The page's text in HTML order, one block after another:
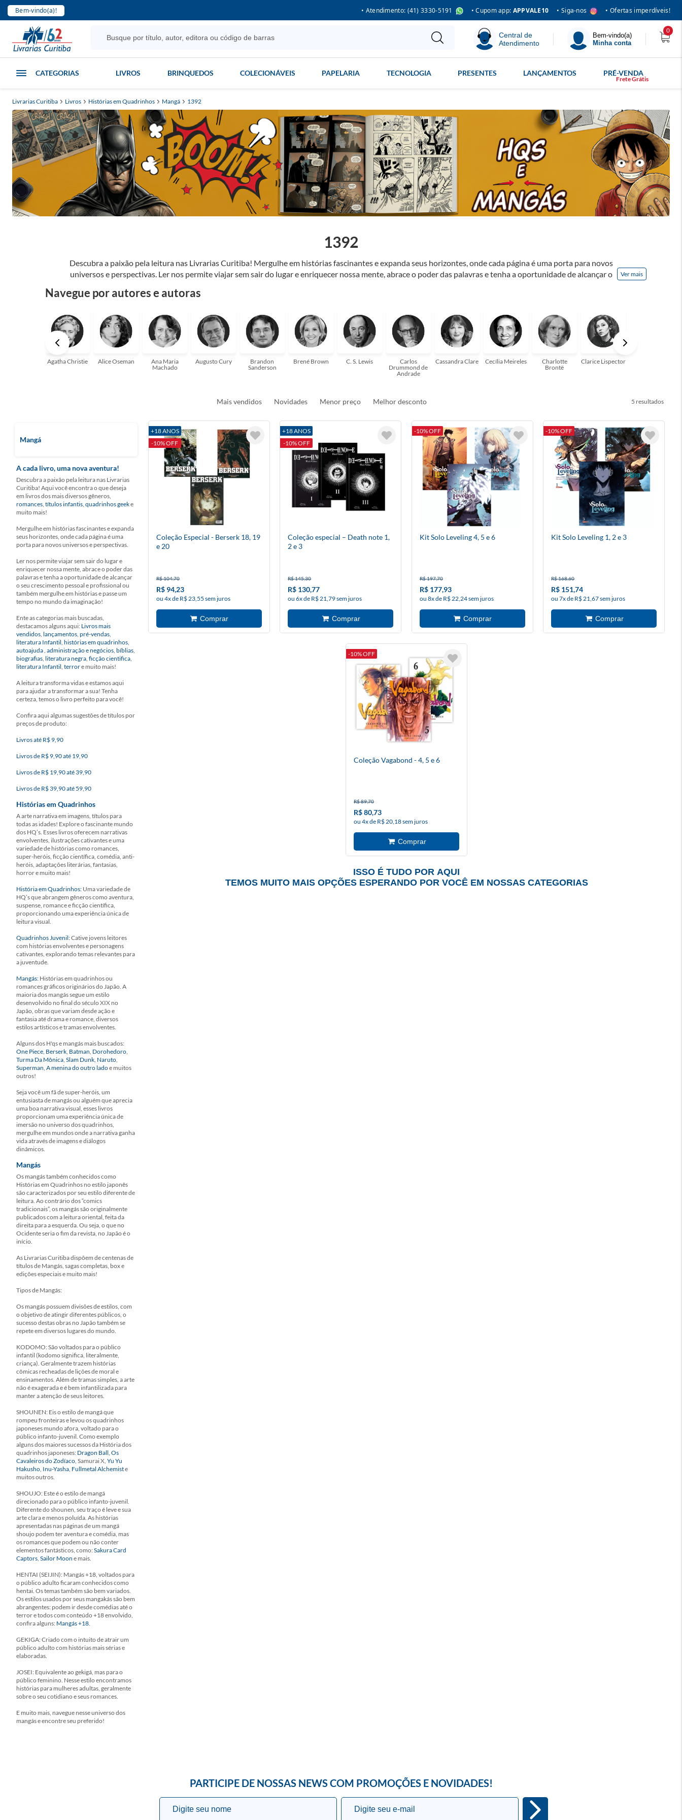
Bem-vindo(a)! • Atendimento: (41) 3330-5191 • Cupom app: APPVALE10 • Siga-nos • Ofertas imperdíveis!
Central de
Atendimento
Bem-vindo(a)
Minha conta
0
CATEGORIAS LIVROS BRINQUEDOS COLECIONÁVEIS PAPELARIA TECNOLOGIA PRESENTES LANÇAMENTOS PRÉ-VENDA
Livrarias Curitiba Livros Histórias em Quadrinhos Mangá 1392
Descubra a paixão pela leitura nas Livrarias Curitiba! Mergulhe em histórias fascinantes e expanda seus horizontes, onde cada página é uma porta para novos
universos e perspectivas. Ler nos permite viajar sem sair do lugar e enriquecer nossa mente, abrace o poder das palavras e tenha a oportunidade de alcançar o
aqui para ajudar a transformar a sua! Tenha certeza, temos o livro perfeito para você!
Ver mais
1392
Navegue por autores e autoras
Agatha Christie Alice Oseman
Ana Maria
Machado
Augusto Cury
Brandon
Sanderson
Brené Brown C. S. Lewis
Carlos
Drummond de
Andrade
Cassandra Clare Cecília Meireles
Charlotte
Brontë
Clarice Lispector
Mais vendidos Novidades Menor preço Melhor desconto 5
Mangá
A cada livro, uma nova aventura!
Descubra a paixão pela leitura nas Livrarias
Curitiba! Aqui você encontra o que deseja
em livros dos mais diversos gêneros,
romances, títulos infantis, quadrinhos geeke
muito mais!
Mergulhe em histórias fascinantes e expanda
seus horizontes, onde cada página é uma
porta para novos universos e perspectivas.
Ler nos permite viajar sem sair do lugar e
enriquecer nossa mente, abrace o poder das
palavras e tenha a oportunidade de alcançar
o seu crescimento pessoal e profissional ou
também mergulhe em histórias e passe um
tempo no mundo da imaginação!
Ente as categorias mais buscadas,
destacamos alguns aqui: Livros mais
vendidos, lançamentos, pré-vendas,
literatura Infantil, histórias em quadrinhos,
autoajuda, administração e negócios, bíblias,
biografias, literatura negra, ficção cientifica,
literatura Infantil, terrore muito mais!
A leitura transforma vidas e estamos aqui
para ajudar a transformar a sua! Tenha
certeza, temos o livro perfeito para você!
Confira aqui algumas sugestões de títulos por
preços de produto:
Livros até R$ 9,90
Livros de R$ 9,90 até 19,90
Livros de R$ 19,90 até 39,90
Livros de R$ 39,90 até 59,90
Histórias em Quadrinhos
A arte narrativa em imagens, títulos para
todas as idades! Explore o fascinante mundo
dos HQ’s. Esses livros oferecem narrativas
envolventes, ilustrações cativantes e uma
variedade de histórias como romances,
super-heróis, ficção científica, comédia, anti-
heróis, adaptações literárias, fantasias,
horror e muito mais!
História em Quadrinhos: Uma variedade de
HQ’s que abrangem gêneros como aventura,
suspense, romance e ficção científica,
proporcionando uma experiência única de
leitura visual.
Quadrinhos Juvenil:Cative jovens leitores
com histórias envolventes e personagens
cativantes, explorando temas relevantes para
a juventude.
Mangás: Histórias em quadrinhos ou
romances gráficos originários do Japão. A
maioria dos mangás segue um estilo
desenvolvido no final do século XIX no
Japão, obras que variam desde ação e
fantasia até drama e romance, diversos
estilos artísticos e tramas envolventes.
Alguns dos H'qs e mangás mais buscados:
One Piece, Berserk, Batman, Dorohedoro,
Turma Da Mônica, Slam Dunk, Naruto,
Superman, A menina do outro ladoe muitos
outros!
Seja você um fã de super-heróis, um
entusiasta de mangás ou alguém que aprecia
uma boa narrativa visual, esses livros
proporcionam uma experiência única de
imersão no universo dos quadrinhos,
mergulhe em mundos onde a narrativa ganha
vida através de imagens e diálogos
dinâmicos.
Mangás
Os mangás também conhecidos como
Histórias em Quadrinhos no estilo japonês
são caracterizados por seu estilo diferente de
leitura. Ao contrário dos “comics
tradicionais”, os mangás são originalmente
publicados com a leitura oriental, feita da
direita para a esquerda. Ou seja, o que no
Ocidente seria o fim da revista, no Japão é o
início.
As Livrarias Curitiba dispõem de centenas de
títulos de Mangás, sagas completas, box e
edições especiais e muito mais!
Tipos de Mangás:
Os mangás possuem divisões de estilos, com
o objetivo de atingir diferentes públicos, o
sucesso destas obras no Japão também se
repete em diversos lugares do mundo.
KODOMO: São voltados para o público
infantil (kodomo significa, literalmente,
criança). Geralmente trazem histórias
cômicas recheadas de lições de moral e
ensinamentos. Além de tramas simples, a arte
não é exagerada e é bem infantilizada para
manter a atenção de seus leitores.
SHOUNEN: Eis o estilo de mangá que
rompeu fronteiras e levou os quadrinhos
japoneses mundo afora, voltado para o
público infanto-juvenil. Como exemplo
alguns dos maiores sucessos da História dos
quadrinhos japoneses: Dragon Ball, Os
Cavaleiros do Zodíaco, Samurai X, Yu Yu
Hakusho, Inu-Yasha, Fullmetal Alchemiste
muitos outros.
SHOUJO: Este é o estilo de mangá
direcionado para o público infanto-juvenil.
Diferente do shounen, seu traço é leve e sua
arte clara e menos poluída. As histórias
apresentadas nas páginas de um mangá
shoujo podem ter aventura e comédia, mas
os romances que podem ou não conter
elementos fantásticos, como:Sakura Card
Captors, Sailor Moon e mais.
HENTAI (SEIJIN): Mangás +18, voltados para
o público adulto ficaram conhecidos como
hentai. Os temas também são bem variados.
Os estilos usados por seus mangakás são bem
abrangentes: podem ir desde comédias até o
terror e todos com conteúdo +18 envolvido,
confira alguns: Mangás +18.
GEKIGA: Criado com o intuito de atrair um
público adulto com histórias mais sérias e
elaboradas.
JOSEI: Equivalente ao gekigá, mas para o
público feminino. Nesse estilo encontramos
histórias para mulheres adultas, geralmente
sobre o seu cotidiano e seus romances.
E muito mais, navegue nesse universo dos
mangás e encontre seu preferido!
+18 ANOS
-10% OFF
Coleção Especial - Berserk 18, 19
e 20
R$ 104,70
R$ 94,23
ou 4x de R$ 23,55 sem juros
+18 ANOS
-10% OFF
Coleção especial – Death note 1,
2 e 3
R$ 145,30
R$ 130,77
ou 6x de R$ 21,79 sem juros
-10% OFF
Kit Solo Leveling 4, 5 e 6
R$ 197,70
R$ 177,93
ou 8x de R$ 22,24 sem juros
-10% OFF
Kit Solo Leveling 1, 2 e 3
R$ 168,60
R$ 151,74
ou 7x de R$ 21,67 sem juros
-10% OFF
Coleção Vagabond - 4, 5 e 6
R$ 89,70
R$ 80,73
ou 4x de R$ 20,18 sem juros
ISSO É TUDO POR AQUI
TEMOS MUITO MAIS OPÇÕES ESPERANDO POR VOCÊ EM NOSSAS CATEGORIAS
PARTICIPE DE NOSSAS NEWS COM PROMOÇÕES E NOVIDADES!